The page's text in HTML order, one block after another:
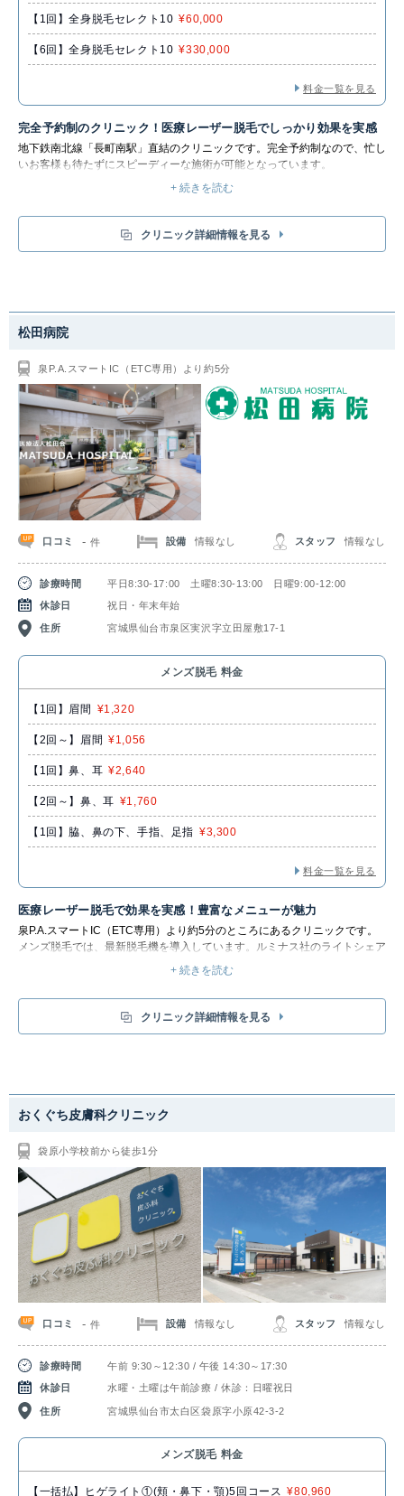
【1回】全身脱毛セレクト10 ¥60,000
【6回】全身脱毛セレクト10 ¥330,000
料金一覧を見る
完全予約制のクリニック！医療レーザー脱毛でしっかり効果を実感
地下鉄南北線「長町南駅」直結のクリニックです。完全予約制なので、忙し
いお客様も待たずにスピーディーな施術が可能となっています。
メンズ脱毛では、医療レーザー脱毛を導入しています。美容サロンよりも出
力が高く、どんな毛質にも対応しているのが特徴です。施術前には丁寧なカ
ウンセリングを行っているので、「脱毛が初めてで不安」という方でも安心
して施術が受けられます。痛みが少なく効果が実感できる脱毛で、脱毛デビ
+ 続きを読む
クリニック詳細情報を見る
松田病院
泉P.A.スマートIC（ETC専用）より約5分
口コミ -件 設備 情報なし スタッフ 情報なし
診療時間
平日8:30-17:00 土曜8:30-13:00 日曜9:00-12:00
休診日
祝日・年末年始
住所 宮城県仙台市泉区実沢字立田屋敷17-1
メンズ脱毛 料金
【1回】眉間 ¥1,320
【2回～】眉間 ¥1,056
【1回】鼻、耳 ¥2,640
【2回～】鼻、耳 ¥1,760
【1回】脇、鼻の下、手指、足指 ¥3,300
料金一覧を見る
医療レーザー脱毛で効果を実感！豊富なメニューが魅力
泉P.A.スマートIC（ETC専用）より約5分のところにあるクリニックです。
メンズ脱毛では、最新脱毛機を導入しています。ルミナス社のライトシェア
クアトロは、1台でレーザー脱毛と色素病変・血管病変・シワ治療が可能な
FDA(アメリカ食品医薬品局）承認の機械です。
レーザーで、805nmと1060nmの2つの波長で施術可能です。805nmは通常
のスキンタイプ、1060nmは色素が濃いスキンタイプや剛毛の脱毛に適して
+ 続きを読む
クリニック詳細情報を見る
おくぐち皮膚科クリニック
袋原小学校前から徒歩1分
口コミ -件 設備 情報なし スタッフ 情報なし
診療時間
午前 9:30～12:30 / 午後 14:30～17:30
休診日
水曜・土曜は午前診療 / 休診：日曜祝日
住所 宮城県仙台市太白区袋原字小原42-3-2
メンズ脱毛 料金
【一括払】ヒゲライト①(頬・鼻下・顎)5回コース ¥80,960